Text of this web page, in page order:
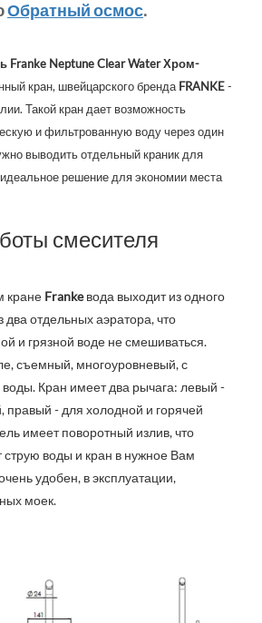
Обратный осмос.
Franke Neptune Clear Water Хром-
кран, швейцарского бренда FRANKE -
Такой кран дает возможность
и фильтрованную воду через один
выводить отдельный краник для
решение для экономии места
смесителя
кране Frankeвода выходит из одного
два отдельных аэратора, что
и грязной воде не смешиваться.
съемный, многоуровневый, с
Кран имеет два рычага: левый -
правый - для холодной и горячей
имеет поворотный излив, что
струю воды и кран в нужное Вам
удобен, в эксплуатации,
моек.